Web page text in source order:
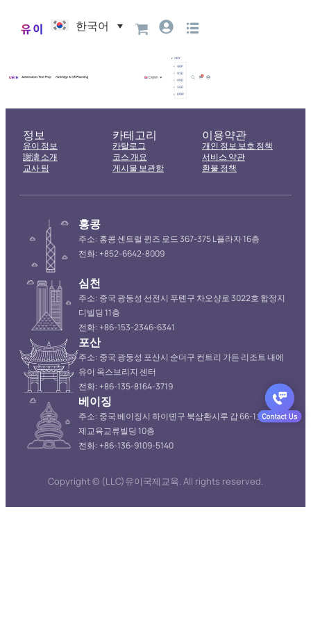
한국어
정보
유이 정보
謝濤 소개
교사 팀
카테고리
카탈로그
코스 개요
게시물 보관함
이용약관
개인 정보 보호 정책
서비스 약관
환불 정책
홍콩
주소: 홍콩 센트럴 퀸즈 로드 367-375 L플라자 16층
전화: +852-6642-8009
심천
주소: 중국 광둥성 선전시 푸톈구 차오샹로 3022호 합정지
디빌딩 11층
전화: +86-153-2346-6341
포산
주소: 중국 광둥성 포산시 순더구 컨트리 가든 리조트 내에
유이 옥스브리지 센터
전화: +86-135-8164-3719
베이징
주소: 중국 베이징시 하이뎬구 북삼환시루 갑 66-1호 리공국
제교육교류빌딩 10층
전화: +86-136-9109-5140
Copyright © (LLC)유이국제교육. All rights reserved.